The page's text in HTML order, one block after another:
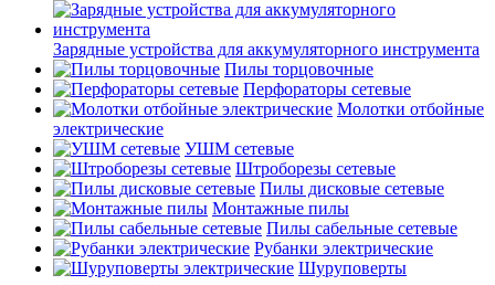
Зарядные устройства для аккумуляторного инструмента
Пилы торцовочные
Перфораторы сетевые
Молотки отбойные
электрические
УШМ сетевые
Штроборезы сетевые
Пилы дисковые сетевые
Монтажные пилы
Пилы сабельные сетевые
Рубанки электрические
Шуруповерты